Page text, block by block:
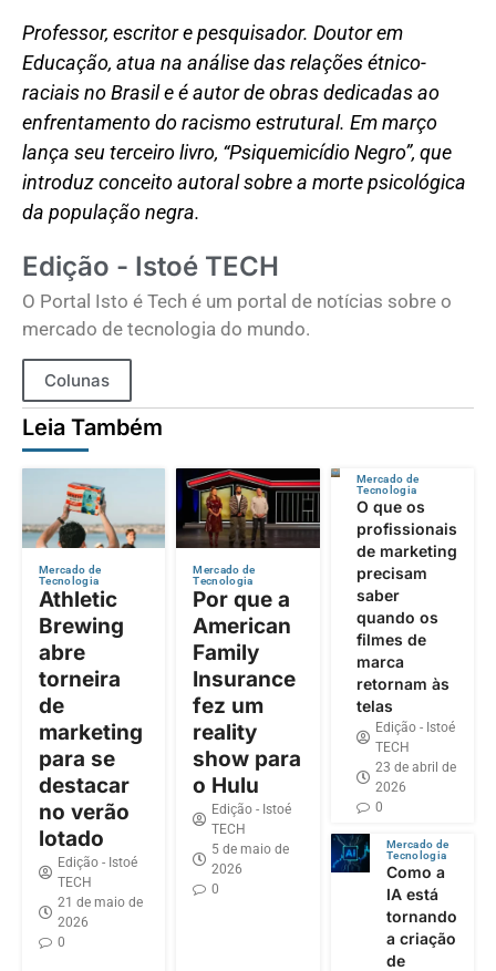
Professor, escritor e pesquisador. Doutor em
Educação, atua na análise das relações étnico-
raciais no Brasil e é autor de obras dedicadas ao
enfrentamento do racismo estrutural. Em março
lança seu terceiro livro, “Psiquemicídio Negro”, que
introduz conceito autoral sobre a morte psicológica
da população negra.
Edição - Istoé TECH
O Portal Isto é Tech é um portal de notícias sobre o
mercado de tecnologia do mundo.
Colunas
Leia Também
Mercado de
Tecnologia
Athletic
Brewing
abre
torneira
de
marketing
para se
destacar
no verão
lotado
Edição - Istoé
TECH
21 de maio de
2026
0
Mercado de
Tecnologia
Por que a
American
Family
Insurance
fez um
reality
show para
o Hulu
Edição - Istoé
TECH
5 de maio de
2026
0
Mercado de
Tecnologia
O que os
profissionais
de marketing
precisam
saber
quando os
filmes de
marca
retornam às
telas
Edição - Istoé
TECH
23 de abril de
2026
0
Mercado de
Tecnologia
Como a
IA está
tornando
a criação
de